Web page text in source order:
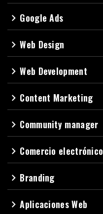
navigate_next Google Ads
navigate_nextWeb Design
navigate_nextWeb Development
navigate_next Content Marketing
navigate_next Community manager
navigate_next Comercio electrónico
navigate_next Branding
navigate_nextAplicaciones Web